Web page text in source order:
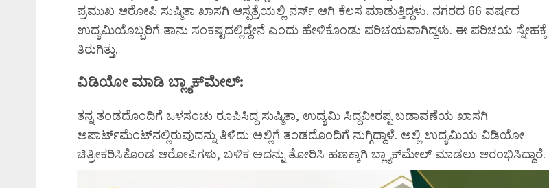
ಪ್ರಮುಖ ಆರೋಪಿ ಸುಷ್ಮಿತಾ ಖಾಸಗಿ ಆಸ್ಪತ್ರೆಯಲ್ಲಿ ನರ್ಸ್ ಆಗಿ ಕೆಲಸ ಮಾಡುತ್ತಿದ್ದಳು. ನಗರದ 66 ವರ್ಷದ
ಉದ್ಯಮಿಯೊಬ್ಬರಿಗೆ ತಾನು ಸಂಕಷ್ಟದಲ್ಲಿದ್ದೇನೆ ಎಂದು ಹೇಳಿಕೊಂಡು ಪರಿಚಯವಾಗಿದ್ದಳು. ಈ ಪರಿಚಯ ಸ್ನೇಹಕ್ಕೆ
ತಿರುಗಿತ್ತು.
ವಿಡಿಯೋ ಮಾಡಿ ಬ್ಲ್ಯಾಕ್‌ಮೇಲ್:
ತನ್ನ ತಂಡದೊಂದಿಗೆ ಒಳಸಂಚು ರೂಪಿಸಿದ್ದ ಸುಷ್ಮಿತಾ, ಉದ್ಯಮಿ ಸಿದ್ದವೀರಪ್ಪ ಬಡಾವಣೆಯ ಖಾಸಗಿ
ಅಪಾರ್ಟ್‌ಮೆಂಟ್‌ನಲ್ಲಿರುವುದನ್ನು ತಿಳಿದು ಅಲ್ಲಿಗೆ ತಂಡದೊಂದಿಗೆ ನುಗ್ಗಿದ್ದಾಳೆ. ಅಲ್ಲಿ ಉದ್ಯಮಿಯ ವಿಡಿಯೋ
ಚಿತ್ರೀಕರಿಸಿಕೊಂಡ ಆರೋಪಿಗಳು, ಬಳಿಕ ಅದನ್ನು ತೋರಿಸಿ ಹಣಕ್ಕಾಗಿ ಬ್ಲ್ಯಾಕ್‌ಮೇಲ್ ಮಾಡಲು ಆರಂಭಿಸಿದ್ದಾರೆ.